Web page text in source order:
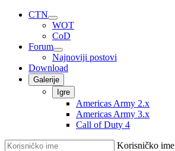
CTN
WOT
CoD
Forum
Najnoviji postovi
Download
Galerije
Igre
Americas Army 2.x
Americas Army 3.x
Call of Duty 4
Korisničko ime